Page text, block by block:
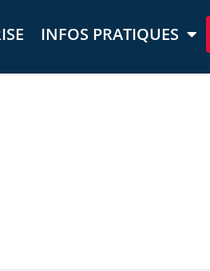
INFOS PRATIQUES